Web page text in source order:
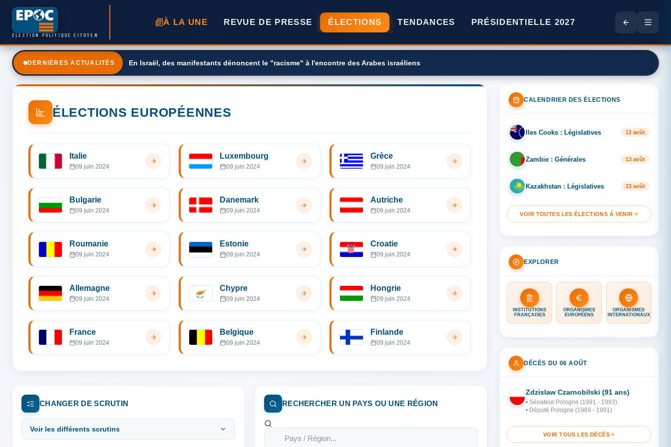
ÉLECTION POLITIQUE CITOYEN
À LA UNE REVUE DE PRESSE ÉLECTIONS TENDANCES PRÉSIDENTIELLE 2027
DERNIÈRES ACTUALITÉS En Israël, des manifestants dénoncent le "racisme" à l'encontre des Arabes israéliens
ÉLECTIONS EUROPÉENNES
Italie
09 juin 2024
Luxembourg
09 juin 2024
Grèce
09 juin 2024
Bulgarie
09 juin 2024
Danemark
09 juin 2024
Autriche
09 juin 2024
Roumanie
09 juin 2024
Estonie
09 juin 2024
Croatie
09 juin 2024
Allemagne
09 juin 2024
Chypre
09 juin 2024
Hongrie
09 juin 2024
France
09 juin 2024
Belgique
09 juin 2024
Finlande
09 juin 2024
CHANGER DE SCRUTIN
Voir les différents scrutins
RECHERCHER UN PAYS OU UNE RÉGION
CALENDRIER DES ÉLECTIONS
IL Iles Cooks : Législatives 12 août
ZA Zambie : Générales 13 août
KA Kazakhstan : Législatives 23 août
VOIR TOUTES LES ÉLECTIONS À VENIR
EXPLORER
INSTITUTIONS
FRANÇAISES
ORGANISMES
EUROPÉENS
ORGANISMES
INTERNATIONAUX
DÉCÈS DU 06 AOÛT
PO
Zdzislaw Czarnobilski (91 ans)
• Sénateur Pologne (1991 - 1993)
• Député Pologne (1989 - 1991)
VOIR TOUS LES DÉCÈS